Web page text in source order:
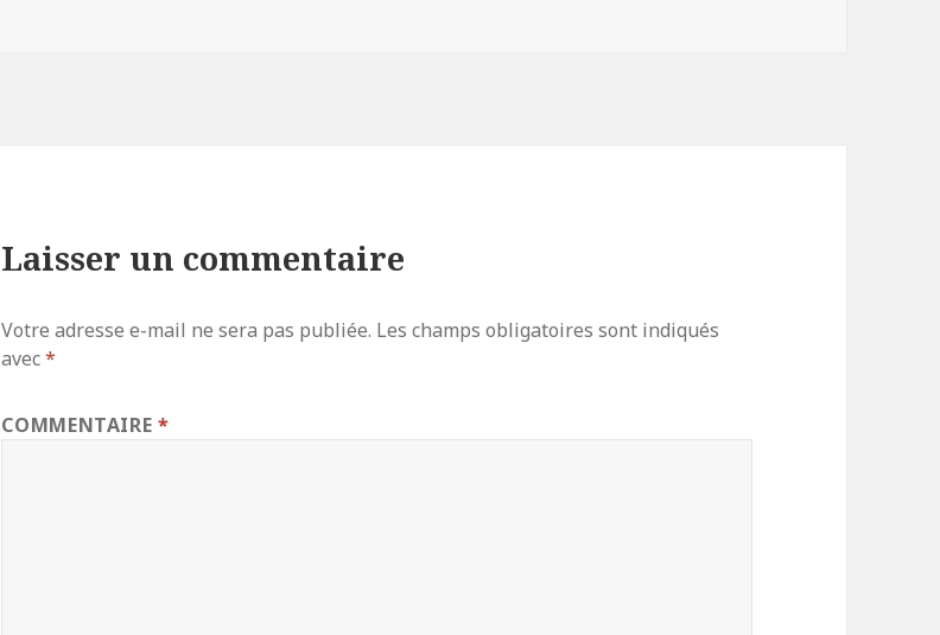
Laisser un commentaire
Votre adresse e-mail ne sera pas publiée. Les champs obligatoires sont indiqués
avec*
COMMENTAIRE*